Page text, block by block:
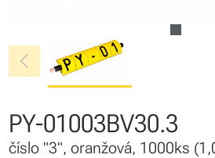
chevron_left
PY-01003BV30.3
číslo "3", oranžová, 1000ks